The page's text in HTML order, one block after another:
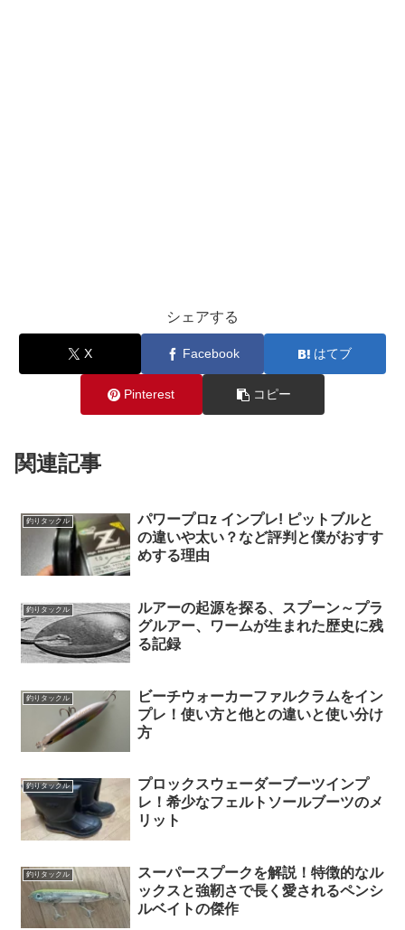
シェアする
X Facebook はてブ
Pinterest コピー
関連記事
釣りタックル
パワープロz インプレ! ピットブルと
の違いや太い？など評判と僕がおすす
めする理由
釣りタックル
ルアーの起源を探る、スプーン～プラ
グルアー、ワームが生まれた歴史に残
る記録
釣りタックル
ビーチウォーカーファルクラムをイン
プレ！使い方と他との違いと使い分け
方
釣りタックル
プロックスウェーダーブーツインプ
レ！希少なフェルトソールブーツのメ
リット
釣りタックル
スーパースプークを解説！特徴的なル
ックスと強靭さで長く愛されるペンシ
ルベイトの傑作